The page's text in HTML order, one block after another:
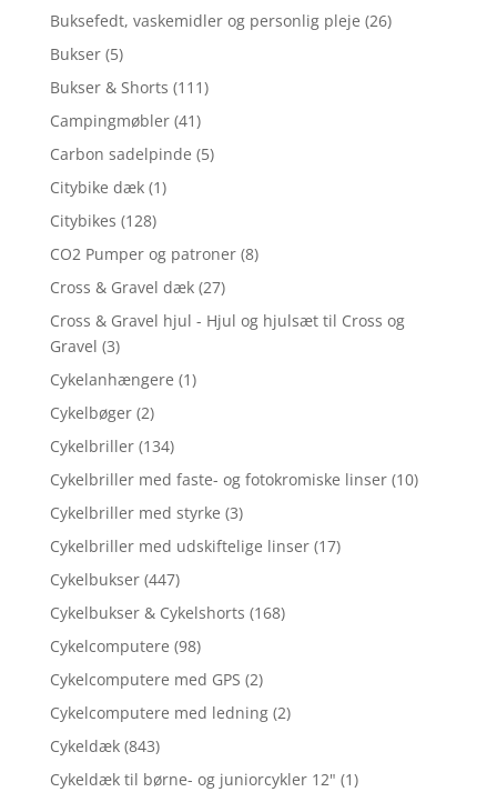
Buksefedt, vaskemidler og personlig pleje (26)
Bukser (5)
Bukser & Shorts (111)
Campingmøbler (41)
Carbon sadelpinde (5)
Citybike dæk (1)
Citybikes (128)
CO2 Pumper og patroner (8)
Cross & Gravel dæk (27)
Cross & Gravel hjul - Hjul og hjulsæt til Cross og
Gravel (3)
Cykelanhængere (1)
Cykelbøger (2)
Cykelbriller (134)
Cykelbriller med faste- og fotokromiske linser (10)
Cykelbriller med styrke (3)
Cykelbriller med udskiftelige linser (17)
Cykelbukser (447)
Cykelbukser & Cykelshorts (168)
Cykelcomputere (98)
Cykelcomputere med GPS (2)
Cykelcomputere med ledning (2)
Cykeldæk (843)
Cykeldæk til børne- og juniorcykler 12" (1)